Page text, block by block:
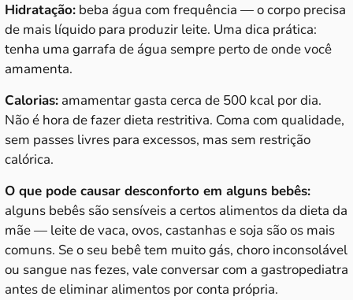
Hidratação: beba água com frequência — o corpo precisa
de mais líquido para produzir leite. Uma dica prática:
tenha uma garrafa de água sempre perto de onde você
amamenta.
Calorias: amamentar gasta cerca de 500 kcal por dia.
Não é hora de fazer dieta restritiva. Coma com qualidade,
sem passes livres para excessos, mas sem restrição
calórica.
O que pode causar desconforto em alguns bebês:
alguns bebês são sensíveis a certos alimentos da dieta da
mãe — leite de vaca, ovos, castanhas e soja são os mais
comuns. Se o seu bebê tem muito gás, choro inconsolável
ou sangue nas fezes, vale conversar com a gastropediatra
antes de eliminar alimentos por conta própria.